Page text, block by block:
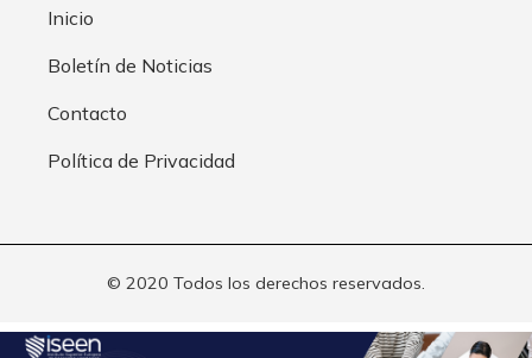
Inicio
Boletín de Noticias
Contacto
Política de Privacidad
© 2020 Todos los derechos reservados.